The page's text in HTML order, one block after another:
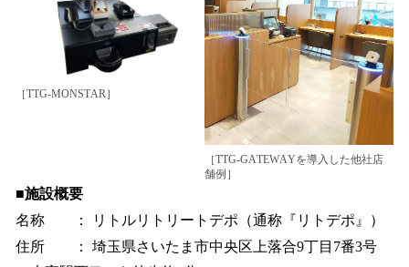
［TTG-MONSTAR］
［TTG-GATEWAYを導入した他社店
舗例］
■施設概要
名称 ： リトルリトリートデポ（通称『リトデポ』）
住所 ： 埼玉県さいたま市中央区上落合9丁目7番3号